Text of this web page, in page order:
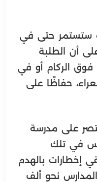
ستستمر حتى في
أن الطلبة
الركام أو في
حفاظًا على
على مدرسة
تواجه 10 مدارس في تلك
إخطارات بالهدم
نحو ألف